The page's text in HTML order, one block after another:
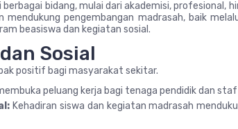
berbagai bidang, mulai dari akademisi, profesional,
pengembangan madrasah, baik
beasiswa dan kegiatan sosial.
Sosial
positif bagi masyarakat sekitar.
peluang kerja bagi tenaga pendidik dan
Kehadiran siswa dan kegiatan madrasah